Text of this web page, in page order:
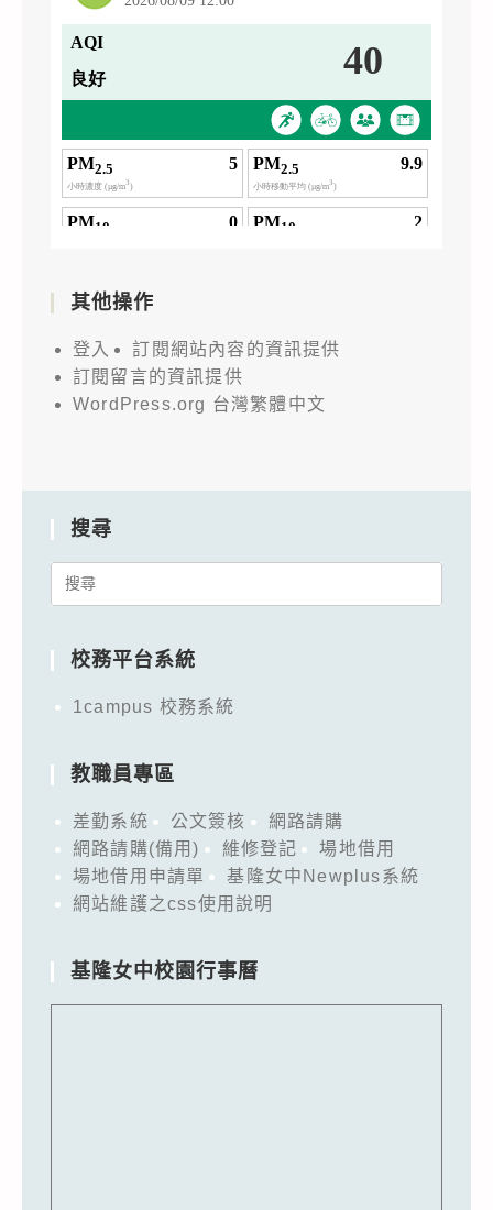
其他操作
登入
訂閱網站內容的資訊提供
訂閱留言的資訊提供
WordPress.org 台灣繁體中文
搜尋
Search
校務平台系統
1campus 校務系統
教職員專區
差勤系統 公文簽核
網路請購
網路請購(備用)
維修登記
場地借用
場地借用申請單
基隆女中Newplus系統
網站維護之css使用說明
基隆女中校園行事曆